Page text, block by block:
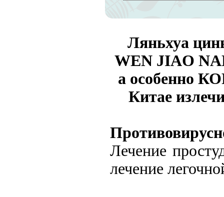
Ляньхуа
WEN JIAO
а особенно
Китае
Лечение
лечение